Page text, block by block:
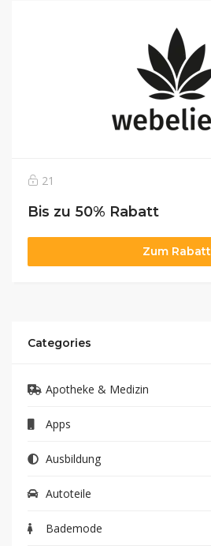
21
Bis zu 50% Rabatt
Zum Rabatt
Categories
Apotheke & Medizin
Apps
Ausbildung
Autoteile
Bademode